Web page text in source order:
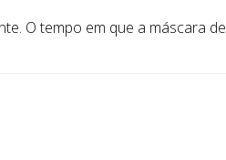
O tempo em que a máscara de